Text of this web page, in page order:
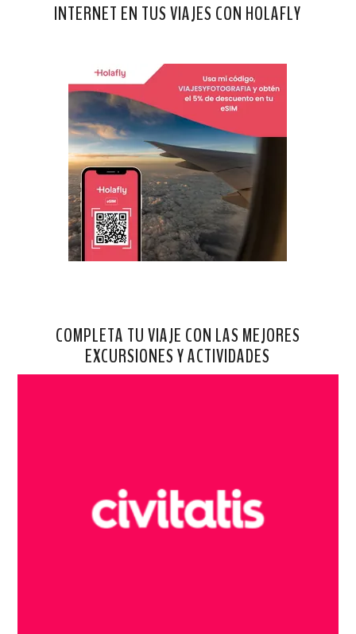
INTERNET EN TUS VIAJES CON HOLAFLY
COMPLETA TU VIAJE CON LAS MEJORES
EXCURSIONES Y ACTIVIDADES